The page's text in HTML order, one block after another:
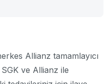
Allianz tamamlayıcı
SGK ve Allianz ile